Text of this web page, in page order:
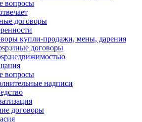
вопросы
договоры
купли-продажи, мены, дарения
договоры
вопросы
надписи
договоры